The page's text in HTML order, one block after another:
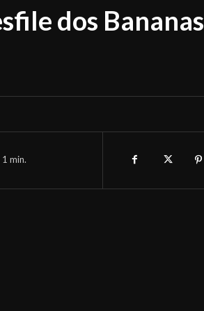
dos Bananas
1 min.